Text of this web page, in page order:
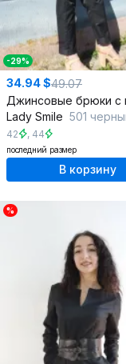
-29%
34.94 $49.07
Lady Smile 501
42 , 44
последний размер
В корзину
%